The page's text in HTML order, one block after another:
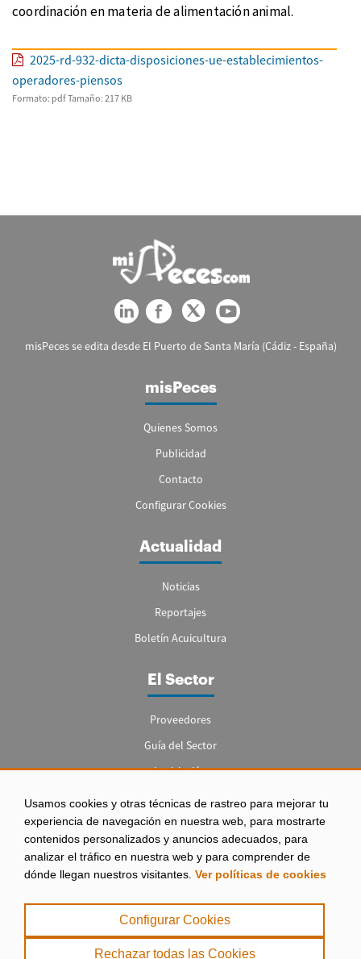
Usamos cookies y otras técnicas de rastreo para mejorar tu
experiencia de navegación en nuestra web, para mostrarte
contenidos personalizados y anuncios adecuados, para
analizar el tráfico en nuestra web y para comprender de
dónde llegan nuestros visitantes. Ver políticas de cookies
Configurar Cookies
Rechazar todas las Cookies
coordinación en materia de alimentación animal.
2025-rd-932-dicta-disposiciones-ue-establecimientos-
operadores-piensos
Formato: pdfTamaño: 217 KB
misPeces se edita desde El Puerto de Santa María (Cádiz - España)
misPeces
Quienes Somos
Publicidad
Contacto
Configurar Cookies
Actualidad
Noticias
Reportajes
Boletín Acuicultura
El Sector
Proveedores
Guía del Sector
Legislación
Empleo
Aviso legal
|
Política de Privacidad
|